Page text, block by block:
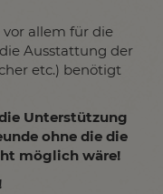
allem für die
Ausstattung der
etc.) benötigt
Unterstützung
ohne die die
möglich wäre!